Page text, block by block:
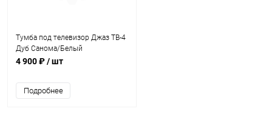
Тумба под телевизор Джаз ТВ-4
Дуб Санома/Белый
4 900 ₽/ шт
Подробнее